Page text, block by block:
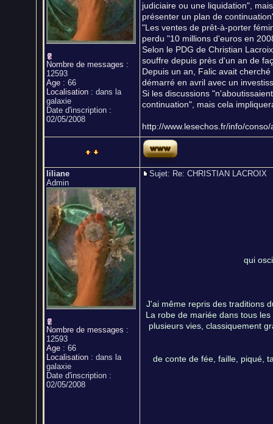
Nombre de messages :
12593
Age : 66
Localisation : dans la
galaxie
Date d'inscription :
02/05/2008
judiciaire ou une liquidation",
présenter un plan de
"Les ventes de prêt-à-porter
perdu "10 millions d'euros en
Selon le PDG de Christian
souffre depuis près d'un an de
Depuis un an, Falic avait
démarré en avril avec un
Si les discussions
continuation", mais cela
http://www.lesechos.fr/info/
liliane
Admin
Nombre de messages :
12593
Age : 66
Localisation : dans la
galaxie
Date d'inscription :
02/05/2008
Sujet: Re: CHRISTIAN
qui
J'ai même repris des traditions
La robe de mariée dans tous
plusieurs vies, classiquement
de conte de fée, faille, piqué,